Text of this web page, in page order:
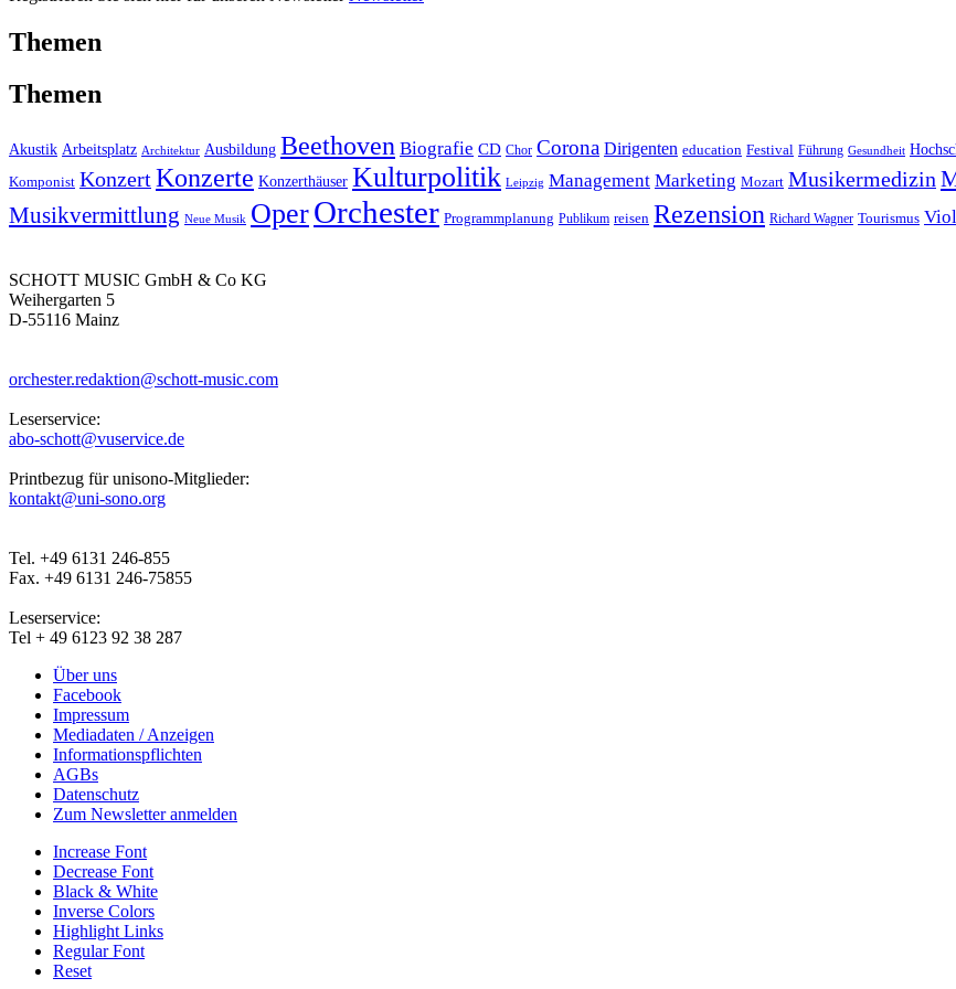
Themen
Themen
Akustik Arbeitsplatz Architektur Ausbildung Beethoven Biografie CD Chor Corona Dirigenten education Festival Führung Gesundheit
Komponist KonzertKonzerte Konzerthäuser Kulturpolitik Leipzig Management Marketing Mozart Musikermedizin
Musikvermittlung Neue Musik OperOrchester Programmplanung Publikum reisen Rezension Richard Wagner Tourismus
SCHOTT MUSIC GmbH & Co KG
Weihergarten 5
D-55116 Mainz
orchester.redaktion@schott-music.com
Leserservice:
abo-schott@vuservice.de
Printbezug für unisono-Mitglieder:
kontakt@uni-sono.org
Tel. +49 6131 246-855
Fax. +49 6131 246-75855
Leserservice:
Tel + 49 6123 92 38 287
Über uns
Facebook
Impressum
Mediadaten / Anzeigen
Informationspflichten
AGBs
Datenschutz
Zum Newsletter anmelden
Increase Font
Decrease Font
Black & White
Inverse Colors
Highlight Links
Regular Font
Reset